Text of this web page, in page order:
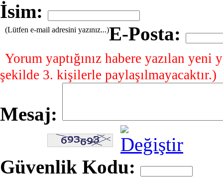
İsim:
E-Posta:
(Lütfen e-mail adresini yazınız...)
Yorum yaptığınız habere yazılan
şekilde 3. kişilerle paylaşılmayacaktır.)
Mesaj:
Güvenlik Kodu: